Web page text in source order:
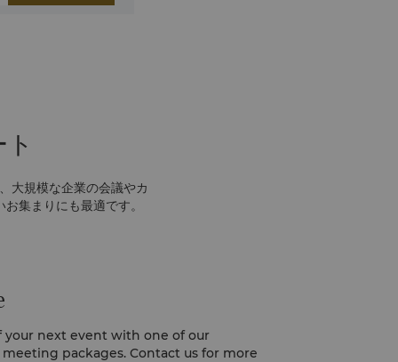
大規模な企業の会議やカ
集まりにも最適です。
next event with one of our
packages. Contact us for more